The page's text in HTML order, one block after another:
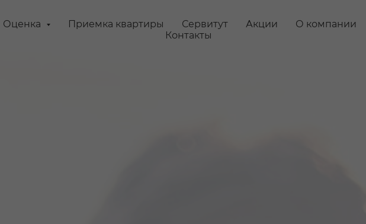
Оценка Приемка квартиры Сервитут Акции
О компании
Контакты